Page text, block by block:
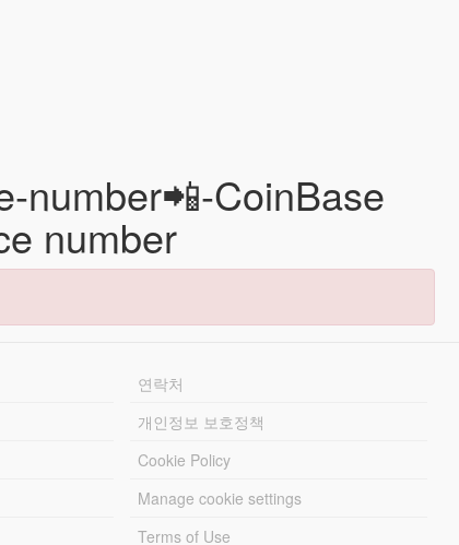
CoinBase
number
연락처
개인정보 보호정책
Cookie Policy
Manage cookie settings
Terms of Use